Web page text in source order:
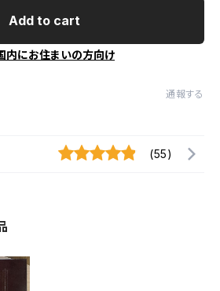
Add to cart
内にお住まいの方向け
通報する
(55)